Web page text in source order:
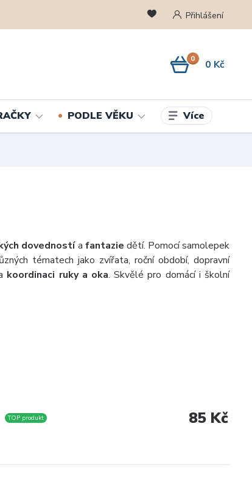
Přihlášení
0 0 Kč
PODLE VĚKU Více
dovednostía fantazie dětí. Pomocí samolepek
tématech jako zvířata, roční období, dopravní
koordinaci ruky a oka. Skvělé pro domácí i školní
TOP produkt 85 Kč